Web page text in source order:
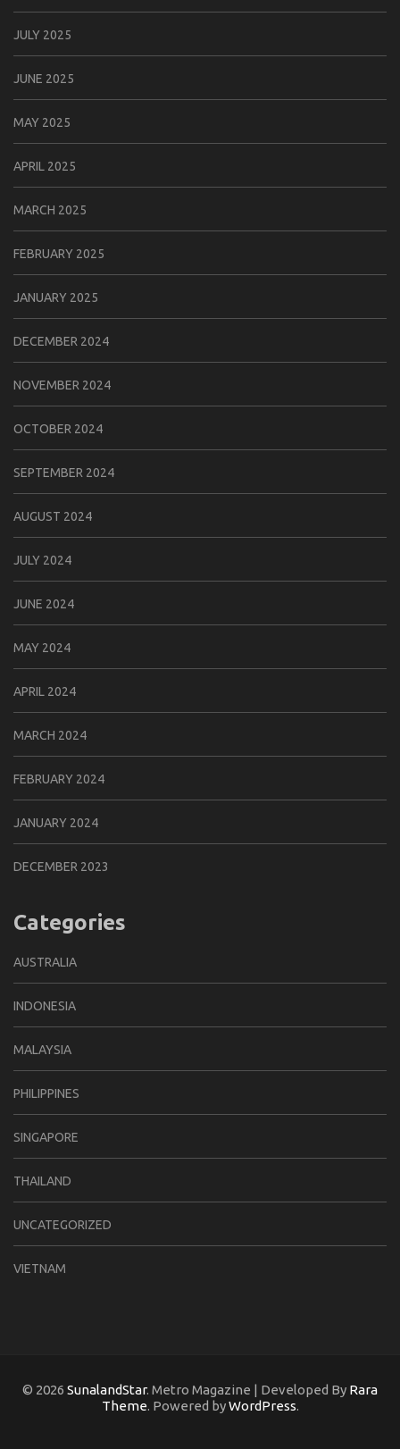
JULY 2025
JUNE 2025
MAY 2025
APRIL 2025
MARCH 2025
FEBRUARY 2025
JANUARY 2025
DECEMBER 2024
NOVEMBER 2024
OCTOBER 2024
SEPTEMBER 2024
AUGUST 2024
JULY 2024
JUNE 2024
MAY 2024
APRIL 2024
MARCH 2024
FEBRUARY 2024
JANUARY 2024
DECEMBER 2023
Categories
AUSTRALIA
INDONESIA
MALAYSIA
PHILIPPINES
SINGAPORE
THAILAND
UNCATEGORIZED
VIETNAM
© 2026 SunalandStar. Metro Magazine | Developed By Rara
Theme. Powered byWordPress.